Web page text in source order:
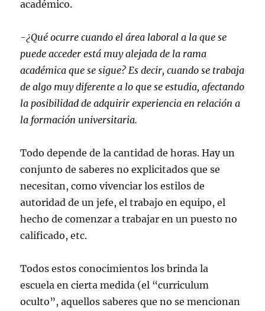
académico.
-¿Qué ocurre cuando el área laboral a la que se
puede acceder está muy alejada de la rama
académica que se sigue? Es decir, cuando se trabaja
de algo muy diferente a lo que se estudia, afectando
la posibilidad de adquirir experiencia en relación a
la formación universitaria.
Todo depende de la cantidad de horas. Hay un
conjunto de saberes no explicitados que se
necesitan, como vivenciar los estilos de
autoridad de un jefe, el trabajo en equipo, el
hecho de comenzar a trabajar en un puesto no
calificado, etc.
Todos estos conocimientos los brinda la
escuela en cierta medida (el “curriculum
oculto”, aquellos saberes que no se mencionan